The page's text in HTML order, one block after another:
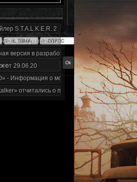
S.T.A.L.K.E.R. 2
отчет о разработке!
версия в разработке!
от 29.06.20
- Информация о моде за июнь 2020
отчитались о проделанной работе